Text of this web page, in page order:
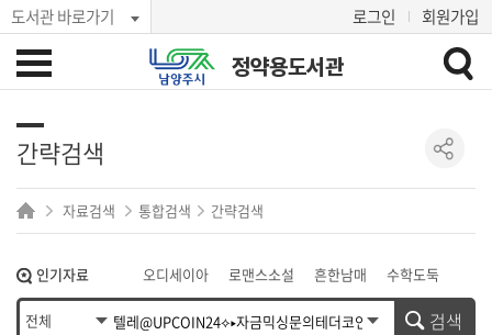
도서관 바로가기 로그인 회원가입
정약용도서관
간략검색
자료검색 통합검색 간략검색
인기자료 오디세이아 로맨스소설 흔한남매
수학도둑
히가시노 게이고
아몬드 수족관
검색